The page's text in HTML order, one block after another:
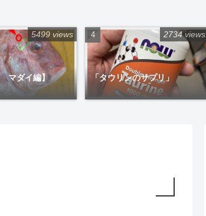
マダイ編】
5499 views
「タウリンのサプリ」
2734 views